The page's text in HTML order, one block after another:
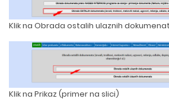
Klik na Obrada ostalih ulaznih
Klik na Prikaz (primer na slici)